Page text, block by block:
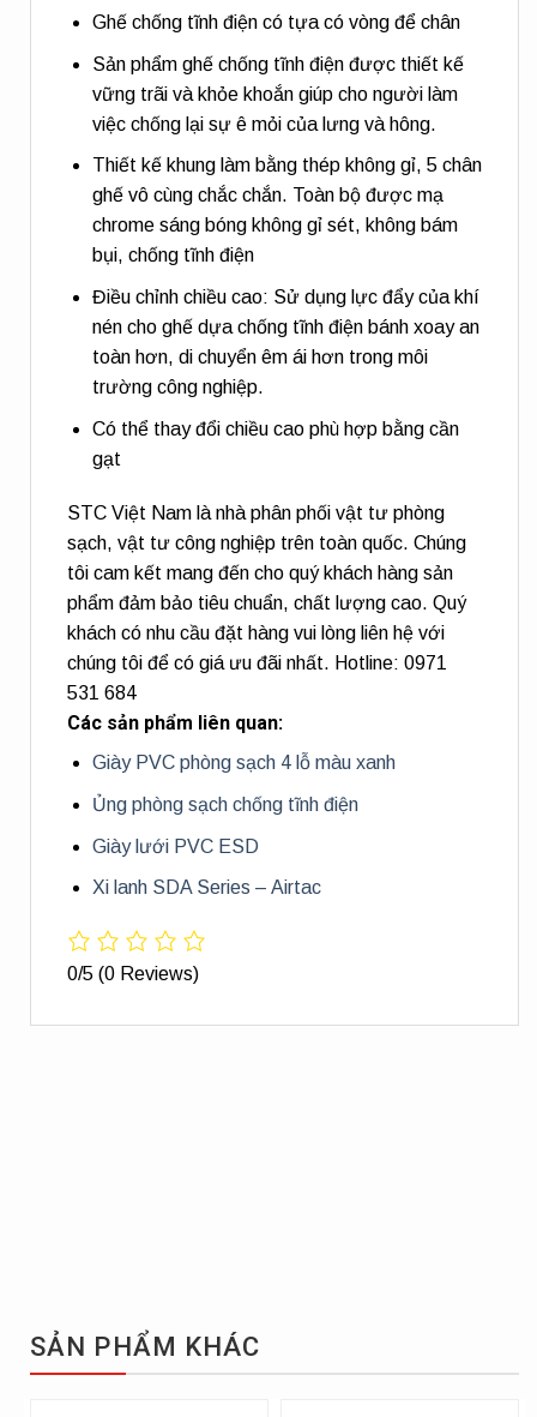
Ghế chống tĩnh điện có tựa có vòng để chân
Sản phẩm ghế chống tĩnh điện được thiết kế
vững trãi và khỏe khoắn giúp cho người làm
việc chống lại sự ê mỏi của lưng và hông.
Thiết kế khung làm bằng thép không gỉ, 5 chân
ghế vô cùng chắc chắn. Toàn bộ được mạ
chrome sáng bóng không gỉ sét, không bám
bụi, chống tĩnh điện
Điều chỉnh chiều cao: Sử dụng lực đẩy của khí
nén cho ghế dựa chống tĩnh điện bánh xoay an
toàn hơn, di chuyển êm ái hơn trong môi
trường công nghiệp.
Có thể thay đổi chiều cao phù hợp bằng cần
gạt
STC Việt Nam là nhà phân phối vật tư phòng
sạch, vật tư công nghiệp trên toàn quốc. Chúng
tôi cam kết mang đến cho quý khách hàng sản
phẩm đảm bảo tiêu chuẩn, chất lượng cao. Quý
khách có nhu cầu đặt hàng vui lòng liên hệ với
chúng tôi để có giá ưu đãi nhất. Hotline: 0971
531 684
Các sản phẩm liên quan:
Giày PVC phòng sạch 4 lỗ màu xanh
Ủng phòng sạch chống tĩnh điện
Giày lưới PVC ESD
Xi lanh SDA Series – Airtac
0/5 (0 Reviews)
SẢN PHẨM KHÁC